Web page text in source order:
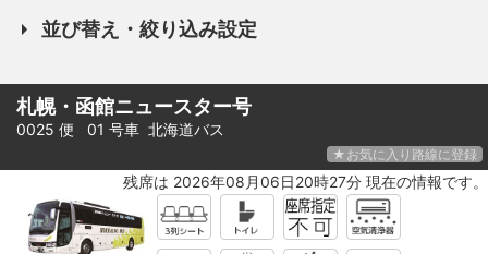
並び替え・絞り込み設定
札幌・函館ニュースター号
0025 便 01 号車 北海道バス
★お気に入り路線に登録
残席は 2026年08月06日20時27分 現在の情報です。